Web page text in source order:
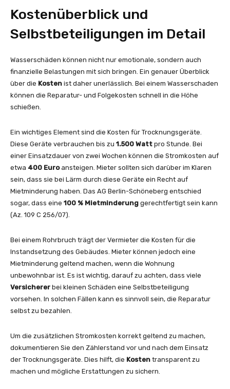
Kostenüberblick und
Selbstbeteiligungen im Detail
Wasserschäden können nicht nur emotionale, sondern auch
finanzielle Belastungen mit sich bringen. Ein genauer Überblick
über die Kosten ist daher unerlässlich. Bei einem Wasserschaden
können die Reparatur- und Folgekosten schnell in die Höhe
schießen.
Ein wichtiges Element sind die Kosten für Trocknungsgeräte.
Diese Geräte verbrauchen bis zu 1.500 Watt pro Stunde. Bei
einer Einsatzdauer von zwei Wochen können die Stromkosten auf
etwa 400 Euroansteigen. Mieter sollten sich darüber im Klaren
sein, dass sie bei Lärm durch diese Geräte ein Recht auf
Mietminderung haben. Das AG Berlin-Schöneberg entschied
sogar, dass eine 100 % Mietminderung gerechtfertigt sein kann
(Az. 109 C 256/07).
Bei einem Rohrbruch trägt der Vermieter die Kosten für die
Instandsetzung des Gebäudes. Mieter können jedoch eine
Mietminderung geltend machen, wenn die Wohnung
unbewohnbar ist. Es ist wichtig, darauf zu achten, dass viele
Versicherer bei kleinen Schäden eine Selbstbeteiligung
vorsehen. In solchen Fällen kann es sinnvoll sein, die Reparatur
selbst zu bezahlen.
Um die zusätzlichen Stromkosten korrekt geltend zu machen,
dokumentieren Sie den Zählerstand vor und nach dem Einsatz
der Trocknungsgeräte. Dies hilft, die Kosten transparent zu
machen und mögliche Erstattungen zu sichern.